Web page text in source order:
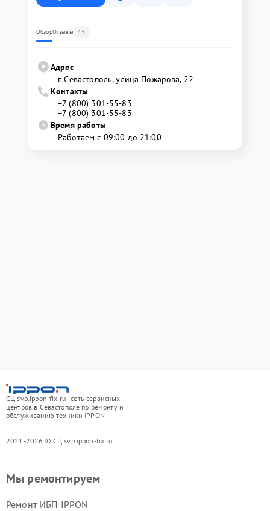
ОбзорОтзывы 45
Адрес
г. Севастополь, улица Пожарова, 22
Контакты
+7 (800) 301-55-83
+7 (800) 301-55-83
Время работы
Работаем с 09:00 до 21:00
СЦ svp.ippon-fix.ru - сеть сервисных
центров в Севастополе по ремонту и
обслуживанию техники IPPON
2021-2026 © СЦ svp.ippon-fix.ru
Мы ремонтируем
Ремонт ИБП IPPON